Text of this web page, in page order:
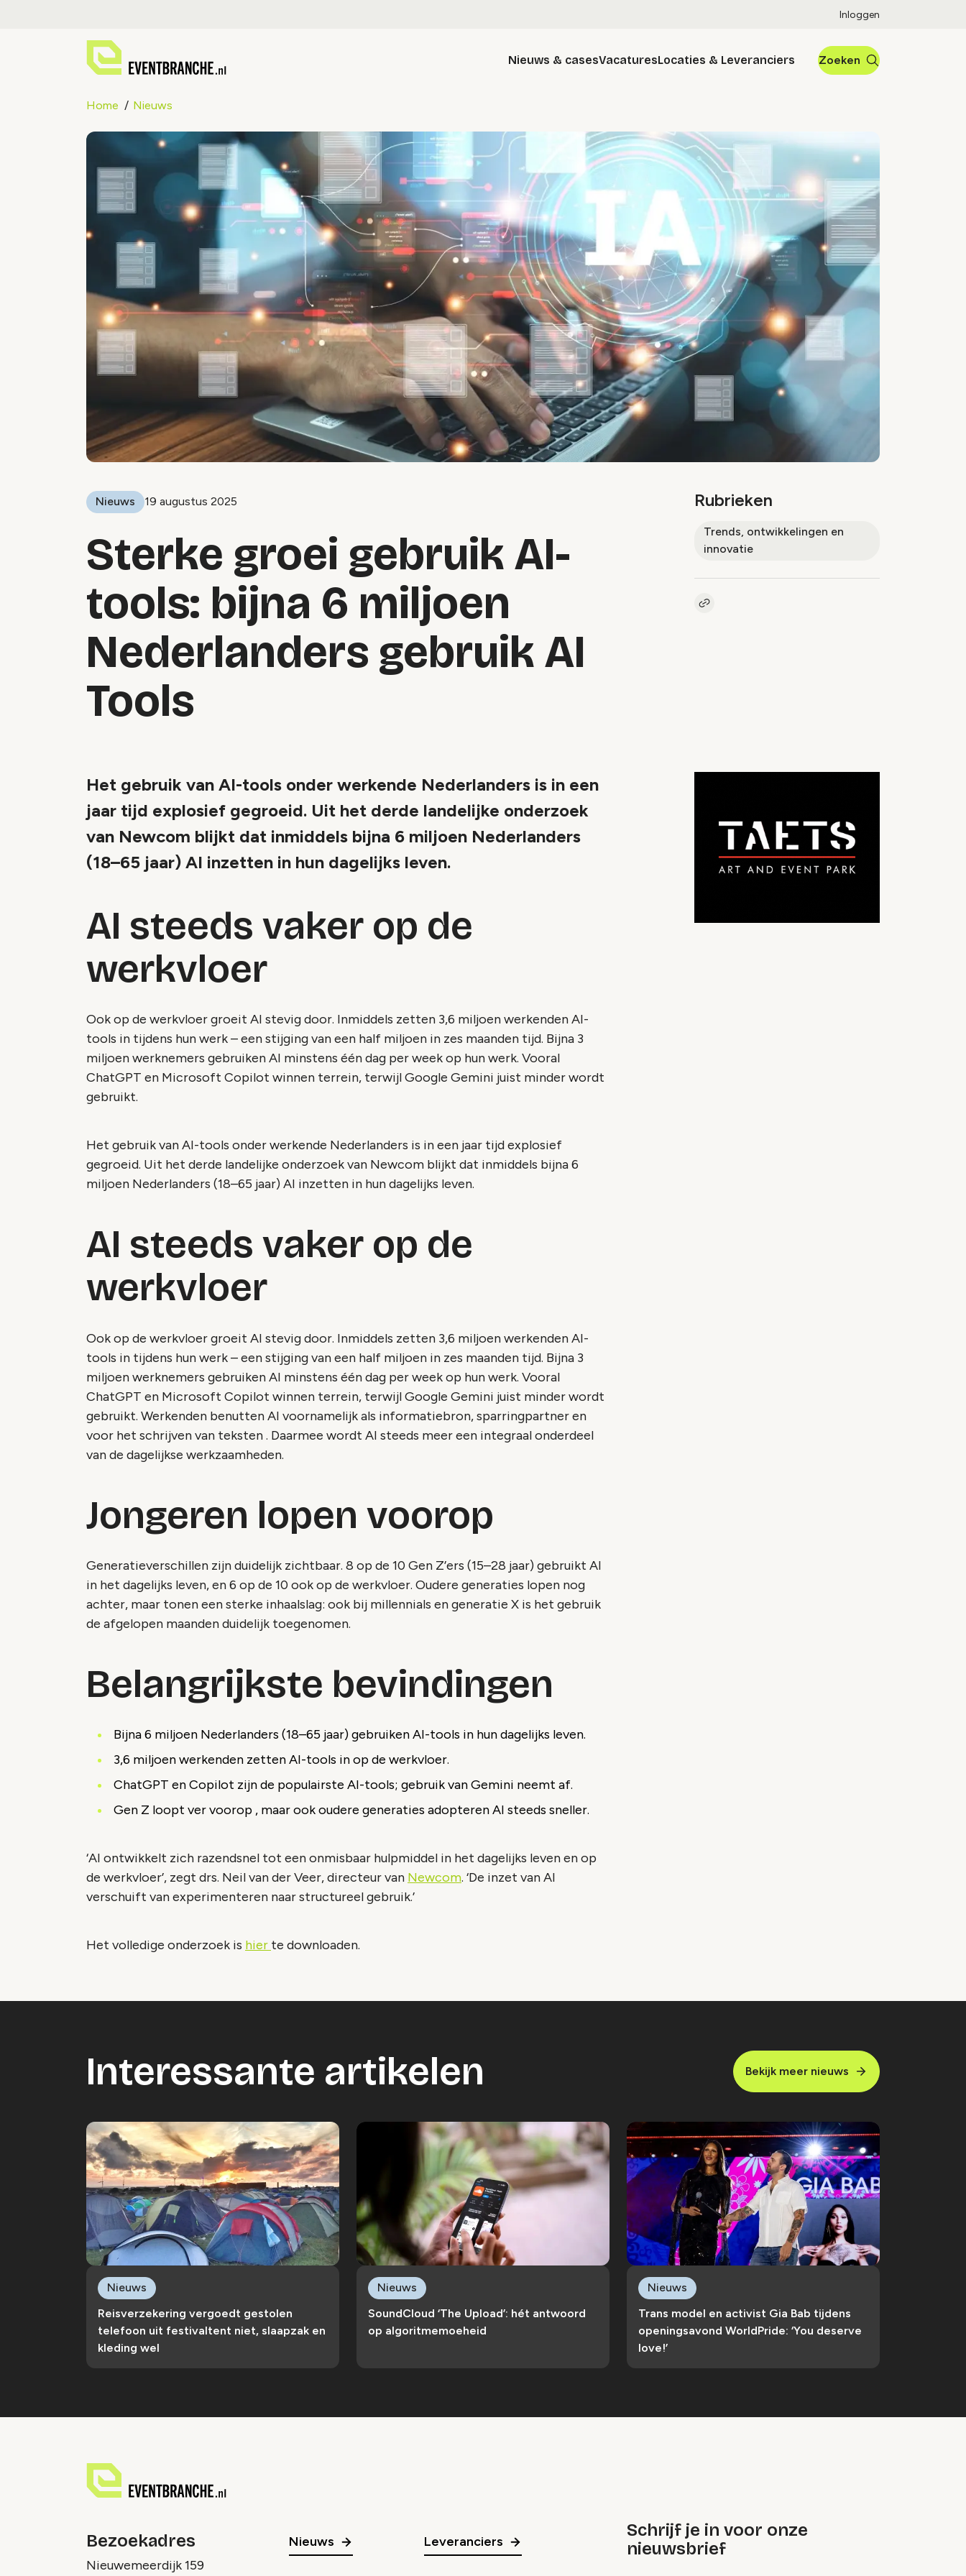
Inloggen
Nieuws & casesVacaturesLocaties & Leveranciers Zoeken
Home Nieuws
Nieuws 19 augustus 2025
Sterke groei gebruik AI-
tools: bijna 6 miljoen
Nederlanders gebruik AI
Tools
Rubrieken
Trends, ontwikkelingen en
innovatie
Kopieer link naar artikel
Het gebruik van AI-tools onder werkende Nederlanders is in een
jaar tijd explosief gegroeid. Uit het derde landelijke onderzoek
van Newcom blijkt dat inmiddels bijna 6 miljoen Nederlanders
(18–65 jaar) AI inzetten in hun dagelijks leven.
AI steeds vaker op de
werkvloer
Ook op de werkvloer groeit AI stevig door. Inmiddels zetten 3,6 miljoen werkenden AI-
tools in tijdens hun werk – een stijging van een half miljoen in zes maanden tijd. Bijna 3
miljoen werknemers gebruiken AI minstens één dag per week op hun werk. Vooral
ChatGPT en Microsoft Copilot winnen terrein, terwijl Google Gemini juist minder wordt
gebruikt.
Het gebruik van AI-tools onder werkende Nederlanders is in een jaar tijd explosief
gegroeid. Uit het derde landelijke onderzoek van Newcom blijkt dat inmiddels bijna 6
miljoen Nederlanders (18–65 jaar) AI inzetten in hun dagelijks leven.
AI steeds vaker op de
werkvloer
Ook op de werkvloer groeit AI stevig door. Inmiddels zetten 3,6 miljoen werkenden AI-
tools in tijdens hun werk – een stijging van een half miljoen in zes maanden tijd. Bijna 3
miljoen werknemers gebruiken AI minstens één dag per week op hun werk. Vooral
ChatGPT en Microsoft Copilot winnen terrein, terwijl Google Gemini juist minder wordt
gebruikt. Werkenden benutten AI voornamelijk als informatiebron, sparringpartner en
voor het schrijven van teksten . Daarmee wordt AI steeds meer een integraal onderdeel
van de dagelijkse werkzaamheden.
Jongeren lopen voorop
Generatieverschillen zijn duidelijk zichtbaar. 8 op de 10 Gen Z’ers (15–28 jaar) gebruikt AI
in het dagelijks leven, en 6 op de 10 ook op de werkvloer. Oudere generaties lopen nog
achter, maar tonen een sterke inhaalslag: ook bij millennials en generatie X is het gebruik
de afgelopen maanden duidelijk toegenomen.
Belangrijkste bevindingen
Bijna 6 miljoen Nederlanders (18–65 jaar) gebruiken AI-tools in hun dagelijks leven.
3,6 miljoen werkenden zetten AI-tools in op de werkvloer.
ChatGPT en Copilot zijn de populairste AI-tools; gebruik van Gemini neemt af.
Gen Z loopt ver voorop , maar ook oudere generaties adopteren AI steeds sneller.
‘AI ontwikkelt zich razendsnel tot een onmisbaar hulpmiddel in het dagelijks leven en op
de werkvloer’, zegt drs. Neil van der Veer, directeur van Newcom. ‘De inzet van AI
verschuift van experimenteren naar structureel gebruik.’
Het volledige onderzoek is hier te downloaden.
Interessante artikelen Bekijk meer nieuws
Reisverzekering vergoedt gestolen
telefoon uit festivaltent niet, slaapzak en
kleding wel
Nieuws
SoundCloud ‘The Upload’: hét antwoord
op algoritmemoeheid
Nieuws
Trans model en activist Gia Bab tijdens
openingsavond WorldPride: ‘You deserve
love!’
Nieuws
Bezoekadres
Nieuwemeerdijk 159
Nieuws Leveranciers
Schrijf je in voor onze
nieuwsbrief